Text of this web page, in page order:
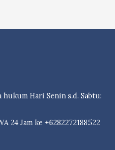
Hari Senin s.d. Sabtu:
24 Jam ke +6282272188522